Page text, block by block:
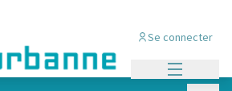
Se connecter